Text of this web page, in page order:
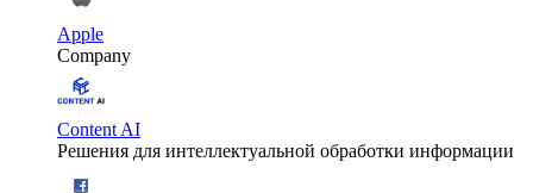
Apple
Company
Content AI
Решения для интеллектуальной обработки информации